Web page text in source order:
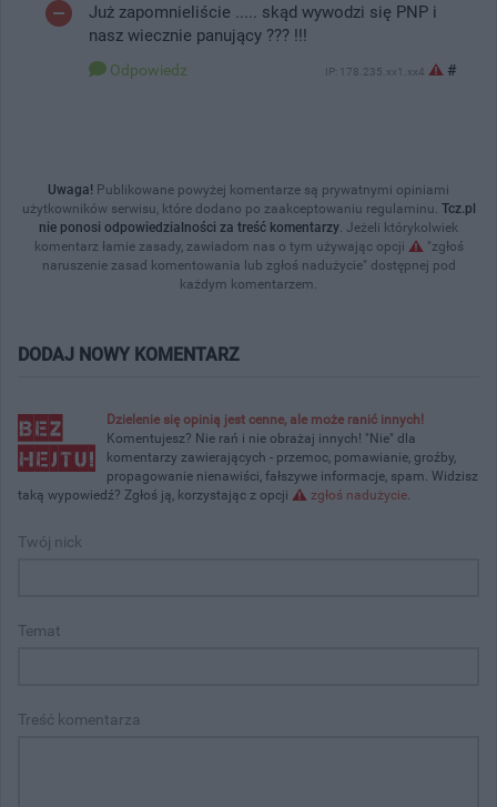
Już zapomnieliście ..... skąd wywodzi się PNP i
nasz wiecznie panujący ??? !!!
Odpowiedz IP: 178.235.xx1.xx4 #
Uwaga! Publikowane powyżej komentarze są prywatnymi opiniami
użytkowników serwisu, które dodano po zaakceptowaniu regulaminu. Tcz.pl
nie ponosi odpowiedzialności za treść komentarzy. Jeżeli którykolwiek
komentarz łamie zasady, zawiadom nas o tym używając opcji
"zgłoś
naruszenie zasad komentowania lub zgłoś nadużycie" dostępnej pod
każdym komentarzem.
DODAJ NOWY KOMENTARZ
Dzielenie się opinią jest cenne, ale może ranić innych!
Komentujesz? Nie rań i nie obrażaj innych! "Nie" dla
komentarzy zawierających - przemoc, pomawianie, groźby,
propagowanie nienawiści, fałszywe informacje, spam. Widzisz
taką wypowiedź? Zgłoś ją, korzystając z opcji
zgłoś nadużycie.
Twój nick
Temat
Treść komentarza